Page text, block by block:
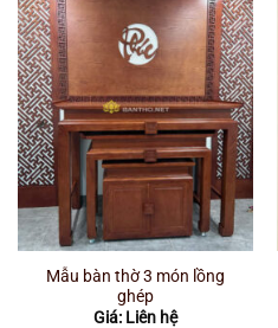
Mẫu bàn thờ 3 món lồng
ghép
Giá: Liên hệ